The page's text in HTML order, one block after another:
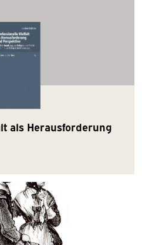
als Herausforderung